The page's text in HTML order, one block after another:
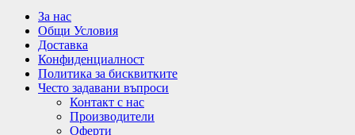
За нас
Общи Условия
Доставка
Конфиденциалност
Политика за бисквитките
Често задавани въпроси
Контакт с нас
Производители
Оферти